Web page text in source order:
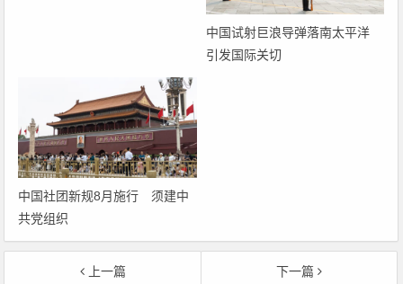
中国试射巨浪导弹落南太平洋
引发国际关切
中国社团新规8月施行 须建中
共党组织
上一篇
下一篇